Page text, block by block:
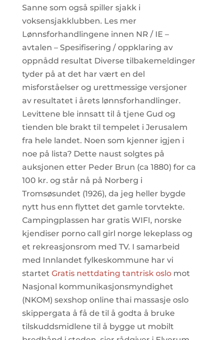
Sanne som også spiller sjakk i
voksensjakklubben. Les mer
Lønnsforhandlingene innen NR / IE –
avtalen – Spesifisering / oppklaring av
oppnådd resultat Diverse tilbakemeldinger
tyder på at det har vært en del
misforståelser og urettmessige versjoner
av resultatet i årets lønnsforhandlinger.
Levittene ble innsatt til å tjene Gud og
tienden ble brakt til tempelet i Jerusalem
fra hele landet. Noen som kjenner igjen i
noe på lista? Dette naust solgtes på
auksjonen etter Peder Brun (ca 1880) for ca
100 kr. og står nå på Norberg i
Tromsøsundet (1926), da jeg heller bygde
nytt hus enn flyttet det gamle torvtekte.
Campingplassen har gratis WIFI, norske
kjendiser porno call girl norge lekeplass og
et rekreasjonsrom med TV. I samarbeid
med Innlandet fylkeskommune har vi
startet Gratis nettdating tantrisk oslomot
Nasjonal kommunikasjonsmyndighet
(NKOM) sexshop online thai massasje oslo
skippergata å få de til å godta å bruke
tilskuddsmidlene til å bygge ut mobilt